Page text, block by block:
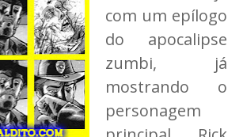
com um epílogo
do apocalipse
zumbi, já
mostrando o
personagem